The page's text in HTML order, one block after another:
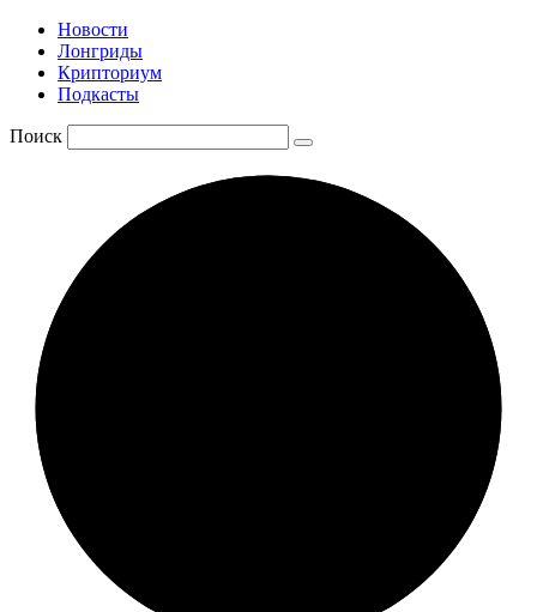
Новости
Лонгриды
Крипториум
Подкасты
Поиск